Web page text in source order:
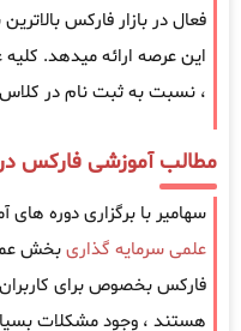
فعال در بازار فارکس
این عرصه ارائه میدهد.
، نسبت به ثبت نام در کلاس
مطالب آموزشی فارکس در
سهامیر با برگزاری دوره
علمی سرمایه گذاریبخش
فارکس بخصوص برای کاربران
هستند ، وجود مشکلات